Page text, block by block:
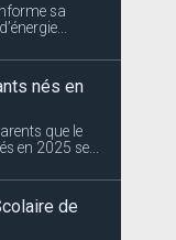
sa
nés en
que le
en 2025 se...
de